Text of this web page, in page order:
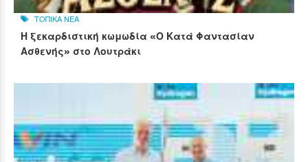
ΤΟΠΙΚΑ ΝΕΑ
Η ξεκαρδιστική κωμωδία «Ο Κατά Φαντασίαν
Ασθενής» στο Λουτράκι